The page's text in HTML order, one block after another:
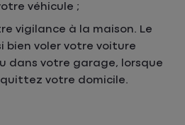
véhicule ;
vigilance à la maison. Le
bien voler votre voiture
dans votre garage, lorsque
votre domicile.